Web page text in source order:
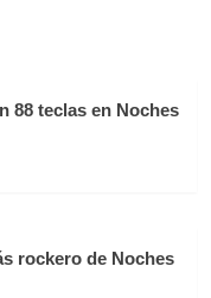
88 teclas en Noches
rockero de Noches